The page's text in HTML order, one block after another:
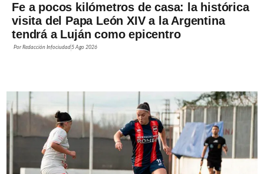
Fe a pocos kilómetros de casa: la histórica
visita del Papa León XIV a la Argentina
tendrá a Luján como epicentro
PorRedacción Infociudad5 Ago 2026